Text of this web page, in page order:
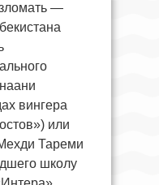
—
вингера
или
Тареми
школу